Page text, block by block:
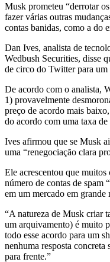
Musk prometeu “derrotar
fazer várias outras
contas banidas, como a do
Dan Ives, analista de
Wedbush Securities, disse
de circo do Twitter para
De acordo com o analista,
1) provavelmente
preço de acordo mais
do acordo com uma taxa
Ives afirmou que se Musk
uma “renegociação clara
Ele acrescentou que
número de contas de spam
em um mercado em grande
“A natureza de Musk criar
um arquivamento) é muito
todo esse acordo para um
nenhuma resposta concreta
para frente.”